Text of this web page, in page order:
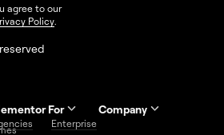
agree to our
Policy
For
Enterprise
Company